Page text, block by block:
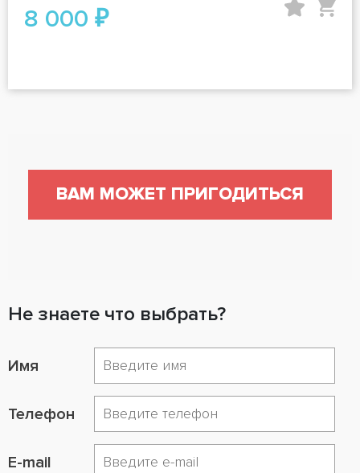
8 000 ₽
ВАМ МОЖЕТ ПРИГОДИТЬСЯ
Не знаете что выбрать?
Имя
Телефон
E-mail